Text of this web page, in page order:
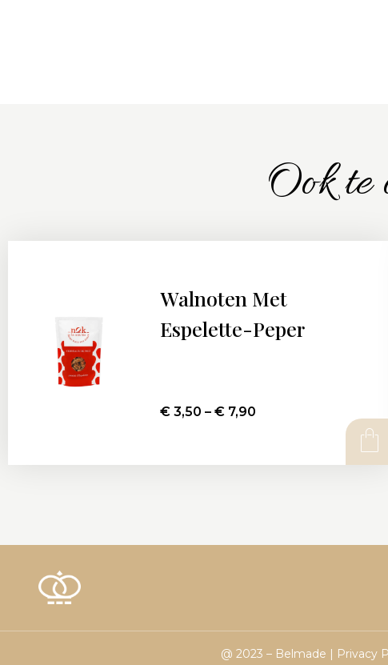
Ook te
Walnoten Met
Espelette-Peper
€3,50 – €7,90
@ 2023 – Belmade | Privacy